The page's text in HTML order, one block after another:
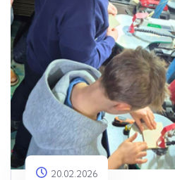
20.02.2026